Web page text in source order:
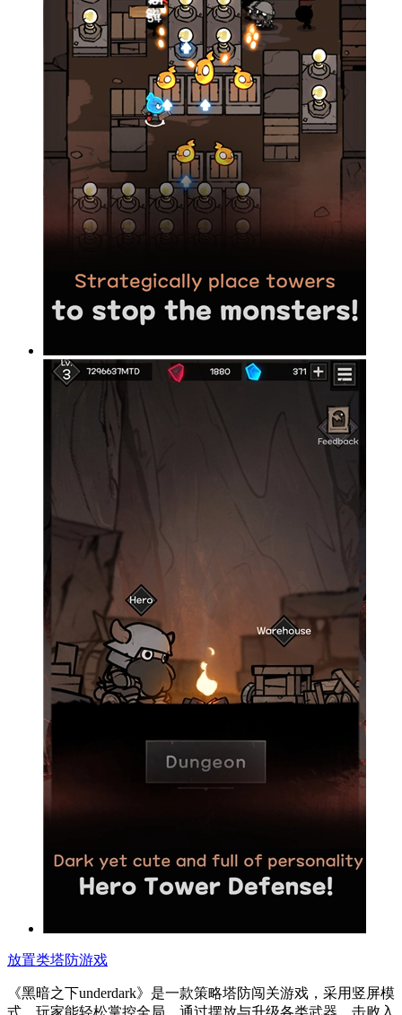
放置类塔防游戏
《黑暗之下underdark》是一款策略塔防闯关游戏，采用竖屏模
式，玩家能轻松掌控全局。通过摆放与升级各类武器，击败入